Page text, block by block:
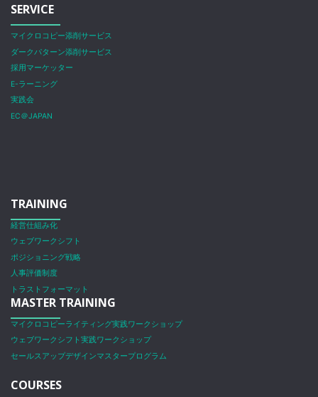
SERVICE
マイクロコピー添削サービス
ダークパターン添削サービス
採用マーケッター
E-ラーニング
実践会
EC＠JAPAN
TRAINING
経営仕組み化
ウェブワークシフト
ポジショニング戦略
人事評価制度
トラストフォーマット
MASTER TRAINING
マイクロコピーライティング実践ワークショップ
ウェブワークシフト実践ワークショップ
セールスアップデザインマスタープログラム
COURSES